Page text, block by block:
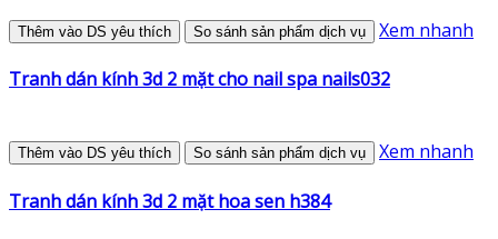
Thêm vào DS yêu thích So sánh sản phẩm dịch vụ Xem nhanh
Tranh dán kính 3d 2 mặt cho nail spa nails032
Thêm vào DS yêu thích So sánh sản phẩm dịch vụ Xem nhanh
Tranh dán kính 3d 2 mặt hoa sen h384